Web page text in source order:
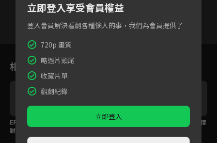
2
相關花絮
EP10預告｜昔日戰友變
對手！原子少年對決誰
能脫穎而出？
小歐 x 鄭馥儀〈怎麼忘
賀群 x Ashlee艾許〈傻
立即登入享受會員權益
登入會員解決看劇各種惱人的事，我們為會員提供了
720p 畫質
略過片頭尾
收藏片單
觀劇紀錄
立即登入